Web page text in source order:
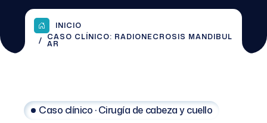
INICIO
CASO CLÍNICO: RADIONECROSIS MANDIBUL
AR
Caso clínico · Cirugía de cabeza y cuello